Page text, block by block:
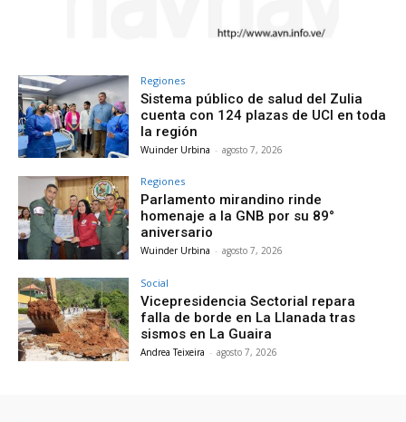
Regiones
Sistema público de salud del Zulia
cuenta con 124 plazas de UCI en toda
la región
Wuinder Urbina - agosto 7, 2026
Regiones
Parlamento mirandino rinde
homenaje a la GNB por su 89°
aniversario
Wuinder Urbina - agosto 7, 2026
Social
Vicepresidencia Sectorial repara
falla de borde en La Llanada tras
sismos en La Guaira
Andrea Teixeira - agosto 7, 2026